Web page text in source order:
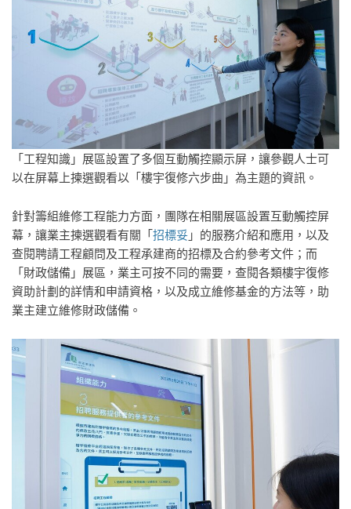
「工程知識」展區設置了多個互動觸控顯示屏，讓參觀人士可
以在屏幕上揀選觀看以「樓宇復修六步曲」為主題的資訊。
針對籌組維修工程能力方面，團隊在相關展區設置互動觸控屏
幕，讓業主揀選觀看有關「招標妥 」的服務介紹和應用，以及
查閱聘請工程顧問及工程承建商的招標及合約參考文件；而
「財政儲備」展區，業主可按不同的需要，查閱各類樓宇復修
資助計劃的詳情和申請資格，以及成立維修基金的方法等，助
業主建立維修財政儲備。